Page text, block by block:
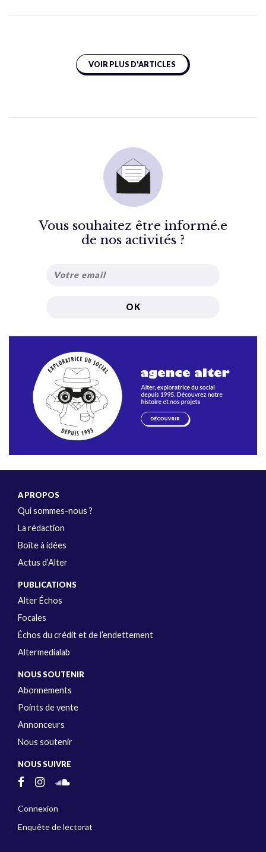
VOIR PLUS D'ARTICLES
Vous souhaitez être informé.e
de nos activités ?
A PROPOS
Qui sommes-nous ?
La rédaction
Boîte à idées
Actus d’Alter
PUBLICATIONS
Alter Échos
Focales
Échos du crédit et de l’endettement
Altermedialab
NOUS SOUTENIR
Abonnements
Points de vente
Annonceurs
Nous soutenir
NOUS SUIVRE
Connexion
Enquête de lectorat